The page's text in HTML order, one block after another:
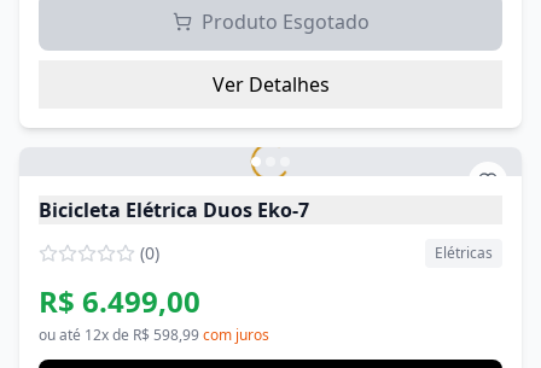
Produto Esgotado
Ver Detalhes
Bicicleta Elétrica Duos Eko-7
(0) Elétricas
R$ 6.499,00
ou até 12x de R$ 598,99com juros